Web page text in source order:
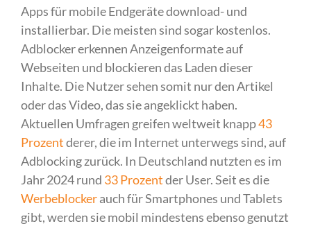
Apps für mobile Endgeräte download- und
installierbar. Die meisten sind sogar kostenlos.
Adblocker erkennen Anzeigenformate auf
Webseiten und blockieren das Laden dieser
Inhalte. Die Nutzer sehen somit nur den Artikel
oder das Video, das sie angeklickt haben.
Aktuellen Umfragen greifen weltweit knapp43
Prozentderer, die im Internet unterwegs sind, auf
Adblocking zurück. In Deutschland nutzten es im
Jahr 2024 rund 33 Prozentder User. Seit es die
Werbeblockerauch für Smartphones und Tablets
gibt, werden sie mobil mindestens ebenso genutzt